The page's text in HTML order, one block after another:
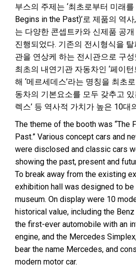
부스의 주제는 ‘최초로부터 미래
Begins in the Past)’로 제품의 역
는 다양한 콘셉트카와 신제품 공
진행되었다. 기존의 전시형식을
관을 연상케 하는 전시관으로 구
최초의 내연기관 자동차인 ‘페이
해 ‘메르세데스’라는 명칭을 최초
동차의 기본요소를 모두 갖추고 있
렉스’ 등 역사적 가치가 높은 10대
The theme of the booth was “The
Past.” Various concept cars and
were disclosed and classic cars
showing the past, present and
To break away from the existing
exhibition hall was designed to
museum. On display were 10
historical value, including the
the first-ever automobile with an
engine, and the Mercedes
bear the name Mercedes, and
modern motor car.